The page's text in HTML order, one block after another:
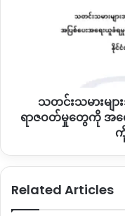
ချီဖွေရောက်မှလိုင်းကော
ဆော့လော်ဒေသခံတစ်ဦး
ဘက်ပြောင်းလာသူတွ
တွေပြုလုပ်ပြီး ဂုဏ်ပြု
နေတာဖြစ်ပါတယ်။
အာဏာသိမ်းပြီးတဲ့နေ
လက်နက်ကိုင်တွေအောက်
တွေအမျိုးမျိုးပေးပြီး
အပေါ် ကျူးလွန်
အရေးယူ
ကို BNI တောင်း
သတင်းသမားမျ
ရာဇဝတ်မှုတွေကို အရ
Related Articles